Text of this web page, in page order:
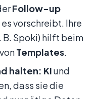
Follow-up
vorschreibt. Ihre
Spoki) hilft beim
Templates.
halten: KIund
dass sie die